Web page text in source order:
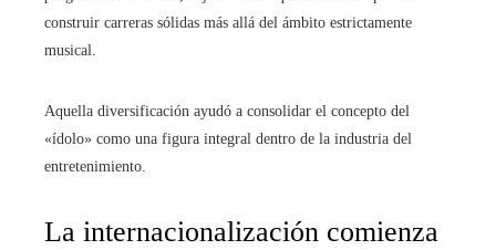
construir carreras sólidas más allá del ámbito estrictamente
musical.
Aquella diversificación ayudó a consolidar el concepto del
«ídolo» como una figura integral dentro de la industria del
entretenimiento.
La internacionalización comienza